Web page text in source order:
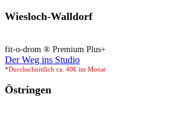
Wiesloch-Walldorf
fit-o-drom ® Premium Plus+
Der Weg ins Studio
*Durchschnittlich ca. 40€ im Monat
Östringen